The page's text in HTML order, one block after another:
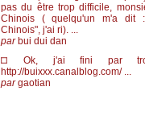
pas du être trop difficile,
Chinois ( quelqu'un m'a dit
Chinois", j'ai ri). ...
parbui dui dan
Ok, j'ai fini par
http://buixxx.canalblog.com/ ...
pargaotian